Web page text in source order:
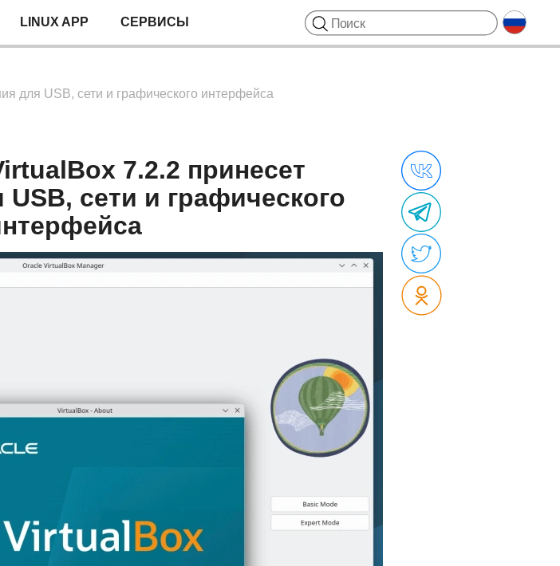
LINUX APP СЕРВИСЫ
для USB, сети и графического интерфейса
7.2.2 принесет
сети и графического